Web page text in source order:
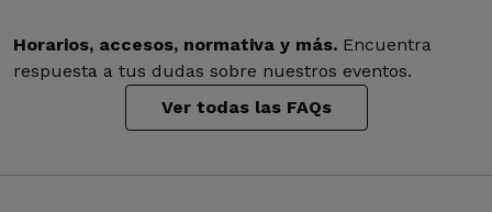
Horarios, accesos, normativa y más. Encuentra
respuesta a tus dudas sobre nuestros eventos.
Ver todas las FAQs